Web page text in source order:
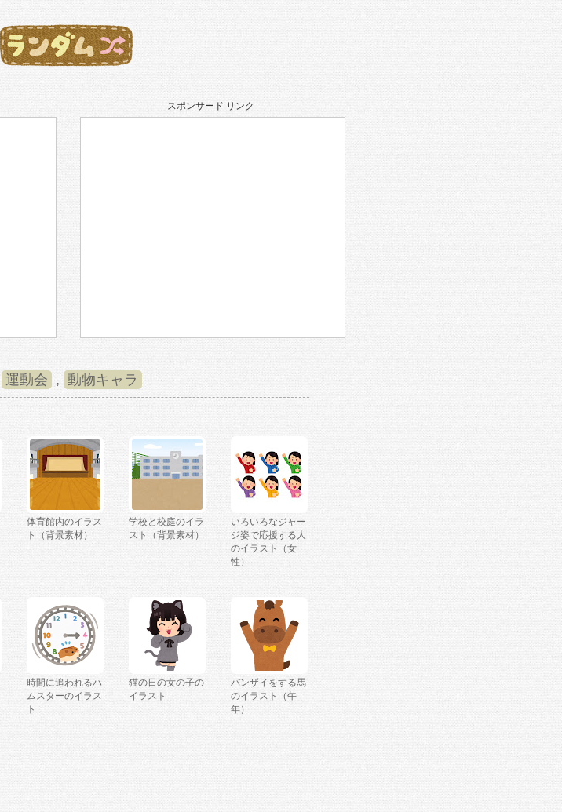
スポンサード リンク
運動会 , 動物キャラ
体育館内のイラス
ト（背景素材）
学校と校庭のイラ
スト（背景素材）
いろいろなジャー
ジ姿で応援する人
のイラスト（女
性）
時間に追われるハ
ムスターのイラス
ト
猫の日の女の子の
イラスト
バンザイをする馬
のイラスト（午
年）